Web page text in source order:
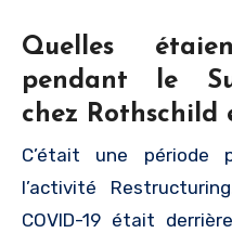
Quelles
pendant le
chez Rothschild
C’était une période
l’activité
COVID-19 était